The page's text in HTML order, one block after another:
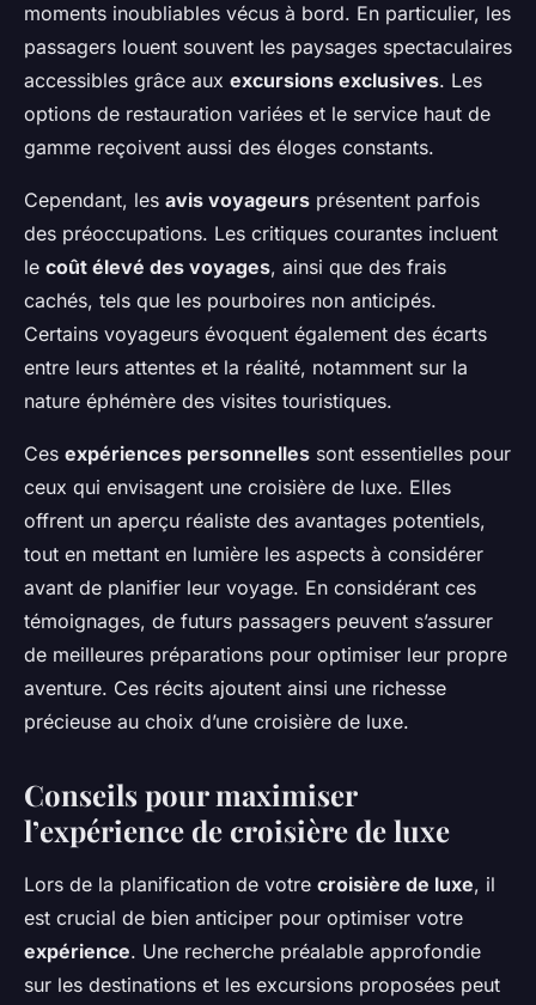
moments inoubliables vécus à bord. En particulier, les
passagers louent souvent les paysages spectaculaires
accessibles grâce aux excursions exclusives. Les
options de restauration variées et le service haut de
gamme reçoivent aussi des éloges constants.
Cependant, les avis voyageurs présentent parfois
des préoccupations. Les critiques courantes incluent
le coût élevé des voyages, ainsi que des frais
cachés, tels que les pourboires non anticipés.
Certains voyageurs évoquent également des écarts
entre leurs attentes et la réalité, notamment sur la
nature éphémère des visites touristiques.
Ces expériences personnelles sont essentielles pour
ceux qui envisagent une croisière de luxe. Elles
offrent un aperçu réaliste des avantages potentiels,
tout en mettant en lumière les aspects à considérer
avant de planifier leur voyage. En considérant ces
témoignages, de futurs passagers peuvent s’assurer
de meilleures préparations pour optimiser leur propre
aventure. Ces récits ajoutent ainsi une richesse
précieuse au choix d’une croisière de luxe.
Conseils pour maximiser
l’expérience de croisière de luxe
Lors de la planification de votre croisière de luxe, il
est crucial de bien anticiper pour optimiser votre
expérience. Une recherche préalable approfondie
sur les destinations et les excursions proposées peut